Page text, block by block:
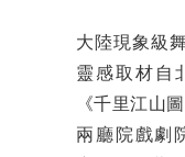
大陸現象級
靈感取材自
《千里江山
兩廳院戲劇